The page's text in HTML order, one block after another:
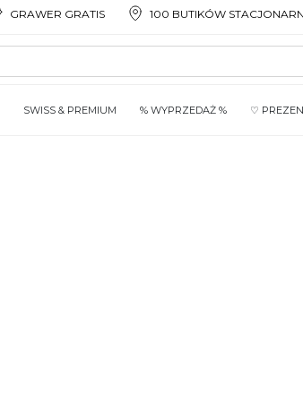
GRAWER GRATIS 100 BUTIKÓW
SWISS & PREMIUM % WYPRZEDAŻ % ♡